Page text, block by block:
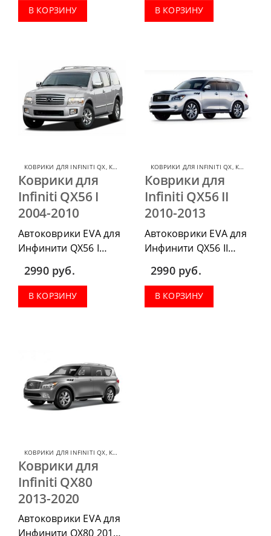
комплектации:
водительский коврик,
багажник.
В КОРЗИНУ
комплектации:
водительский коврик,
В КОРЗИНУ
КОВРИКИ ДЛЯ INFINITI QX, КОВРИКИ ДЛЯ INFINITI
Коврики для
Infiniti QX56 I
2004-2010
Автоковрики EVA для
Инфинити QX56 I
приобрести в
комплектации:
водительский коврик,
2990 руб.
В КОРЗИНУ
КОВРИКИ ДЛЯ INFINITI QX, КОВРИКИ ДЛЯ INFINITI
Коврики для
Infiniti QX56 II
2010-2013
Автоковрики EVA для
Инфинити QX56 II
приобрести в
комплектации:
водительский коврик,
2990 руб.
В КОРЗИНУ
КОВРИКИ ДЛЯ INFINITI QX КОВРИКИ ДЛЯ INFINITI
Коврики для
Infiniti QX80
2013-2020
Автоковрики EVA для
Инфинити QX80 2013-